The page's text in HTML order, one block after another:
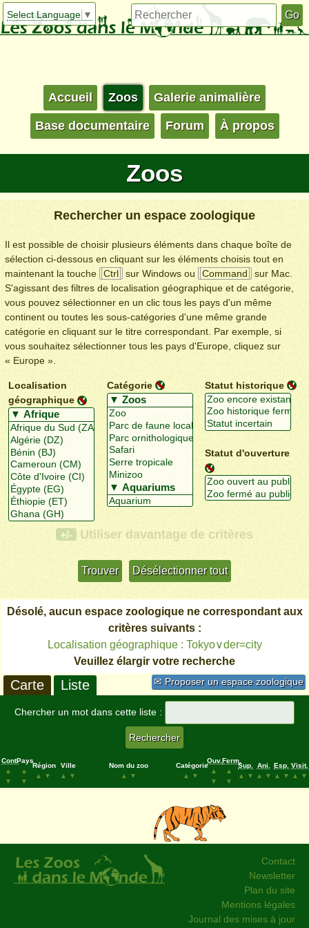
Select Language ▼
Accueil Zoos Galerie animalière
Base documentaire Forum À propos
Zoos
Rechercher un espace zoologique
Il est possible de choisir plusieurs éléments dans chaque boîte de
sélection ci-dessous en cliquant sur les éléments choisis tout en
maintenant la touche
Ctrl sur Windows ou Command
sur Mac.
S'agissant des filtres de localisation géographique et de catégorie,
vous pouvez sélectionner en un clic tous les pays d'un même
continent ou toutes les sous-catégories d'une même grande
catégorie en cliquant sur le titre correspondant. Par exemple, si
vous souhaitez sélectionner tous les pays d'Europe, cliquez sur
« Europe ».
Localisation
géographique
Catégorie Statut historique
Statut d'ouverture
+/- Utiliser davantage de critères
Désolé, aucun espace zoologique ne correspondant aux
critères suivants :
Localisation géographique : Tokyo∨der=city
Veuillez élargir votre recherche
✉ Proposer un espace zoologique
Carte Liste
Chercher un mot dans cette liste :
Cont.
▲
▼
Pays
▲
▼
Région
▲
▼
Ville
▲
▼
Nom du zoo
▲
▼
Catégorie
▲
▼
Ouv.
▲
▼
Ferm.
▲
▼
Sup.
▲
▼
Ani.
▲
▼
Esp.
▲
▼
Visit.
▲
▼
Contact
Newsletter
Plan du site
Mentions légales
Journal des mises à jour